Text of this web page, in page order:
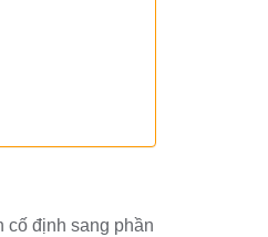
cố định sang phần